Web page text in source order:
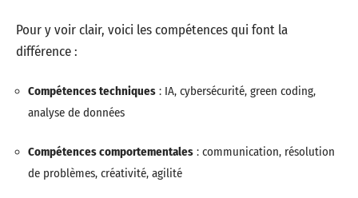
Pour y voir clair, voici les compétences qui font la
différence :
Compétences techniques : IA, cybersécurité, green coding,
analyse de données
Compétences comportementales : communication, résolution
de problèmes, créativité, agilité